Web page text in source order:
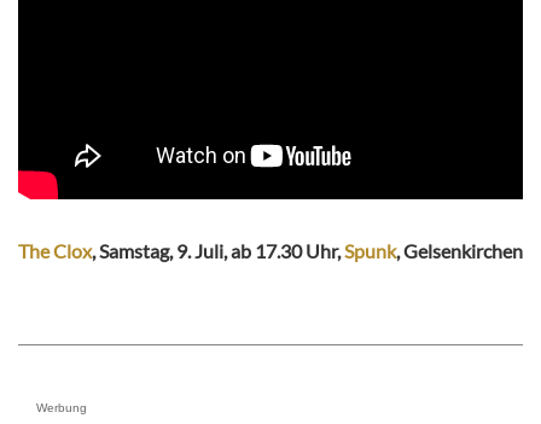
The Clox, Samstag, 9. Juli, ab 17.30 Uhr,Spunk, Gelsenkirchen
Werbung